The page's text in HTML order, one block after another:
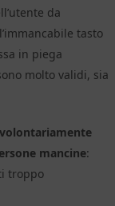
da
tasto
in piega
molto validi, sia
mancine:
troppo